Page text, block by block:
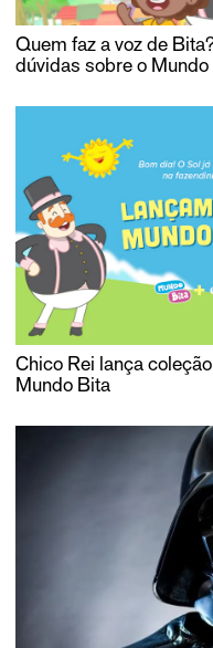
Quem faz a voz de
dúvidas sobre o
Chico Rei lança
Mundo Bita